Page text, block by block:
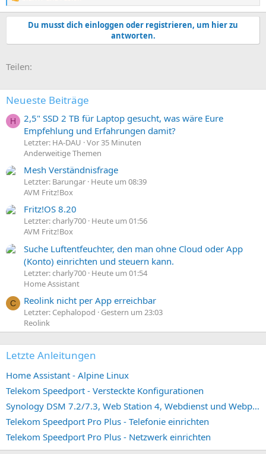
e
a
i
n
:
Du musst dich einloggen oder registrieren, um hier zu
antworten.
Teilen:
Neueste Beiträge
H
2,5" SSD 2 TB für Laptop gesucht, was wäre Eure
Empfehlung und Erfahrungen damit?
Letzter: HA-DAU Vor 35 Minuten
Anderweitige Themen
Mesh Verständnisfrage
Letzter: Barungar Heute um 08:39
AVM Fritz!Box
Fritz!OS 8.20
Letzter: charly700 Heute um 01:56
AVM Fritz!Box
Suche Luftentfeuchter, den man ohne Cloud oder App
(Konto) einrichten und steuern kann.
Letzter: charly700 Heute um 01:54
Home Assistant
C Reolink nicht per App erreichbar
Letzter: Cephalopod
Gestern um 23:03
Reolink
Letzte Anleitungen
Home Assistant - Alpine Linux
Telekom Speedport - Versteckte Konfigurationen
Synology DSM 7.2/7.3, Web Station 4, Webdienst und Webportal erstellen (ehemals vHost)
Telekom Speedport Pro Plus - Telefonie einrichten
Telekom Speedport Pro Plus - Netzwerk einrichten